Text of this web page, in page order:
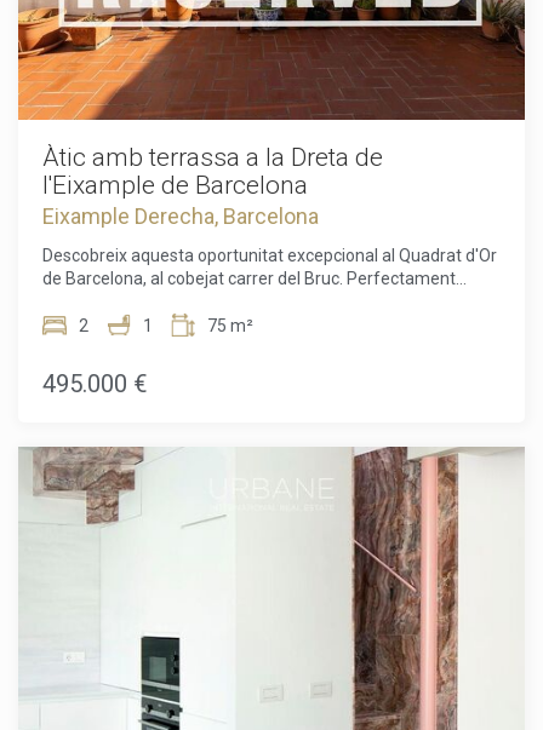
combinació perfecta de vida urbana sofisticada i confort
contemporani.Programa la teva visita privada avui i reclama
la teva casa a l'Eixample.El preu de venda no inclou
impostos, despeses de notaria o registre, honoraris
d'agència o despeses relacionades amb hipoteca (si escau).
Àtic amb terrassa a la Dreta de
l'Eixample de Barcelona
Eixample Derecha, Barcelona
Descobreix aquesta oportunitat excepcional al Quadrat d'Or
de Barcelona, al cobejat carrer del Bruc. Perfectament
aquesta ubicació és simplement immillorable. Viure aquí vol
emblemàtica, de cafeteries acollidores, botigues exclusives
i excel·lents connexions amb el transport públic. Tot allò que
hi ha una ubicació més única i exclusiva que aquesta.Aquest
àtic de 71 m², ple de caràcter i potencial, situat en una finca
règia de la Dreta de l'Eixample de Barcelona, compta amb
dos dormitoris i un bany, i ofereix una distribució còmoda i
funcional que s'adapta perfectament a la vida urbana
moderna. Tant si l'imagines com una elegant residència a la
ciutat com com una inversió intel·ligent, les possibilitats són
infinites.Un dels grans atractius d'aquest àtic és l'accés
directe a una àmplia terrassa privada, el teu oasi a l'aire
lliure sobre la ciutat. La terrassa ofereix infinites
possibilitats: crear-hi un refugi mediterrani, dissenyar-hi un
lounge chic o gaudir de àpats a l'aire lliure sota el cel de
2 1 75 m²
495.000 €
Modificar cookies